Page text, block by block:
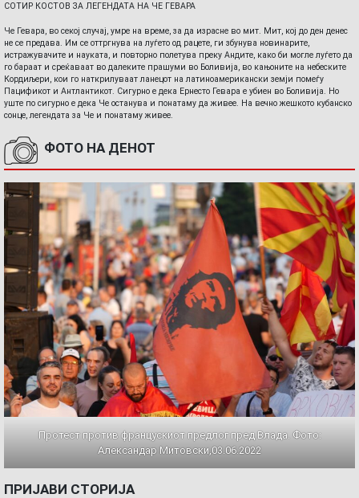
СОТИР КОСТОВ ЗА ЛЕГЕНДАТА НА ЧЕ ГЕВАРА
Че Гевара, во секој случај, умре на време, за да израсне во мит. Мит, кој до ден денес
не се предава. Им се оттргнува на луѓето од рацете, ги збунува новинарите,
истражувачите и науката, и повторно полетува преку Андите, како би могле луѓето да
го бараат и среќаваат во далеките прашуми во Боливија, во кањоните на небеските
Кордиљери, кои го наткрилуваат ланецот на латиноамерикански земји помеѓу
Пацификот и Антлантикот. Сигурно е дека Ернесто Гевара е убиен во Боливија. Но
уште по сигурно е дека Че останува и понатаму да живее. На вечно жешкото кубанско
сонце, легендата за Че и понатаму живее.
ФОТО НА ДЕНОТ
Протест против францускиот предлог пред Влада. Фото:
Александар Митовски,03.06.2022
ПРИЈАВИ СТОРИЈА